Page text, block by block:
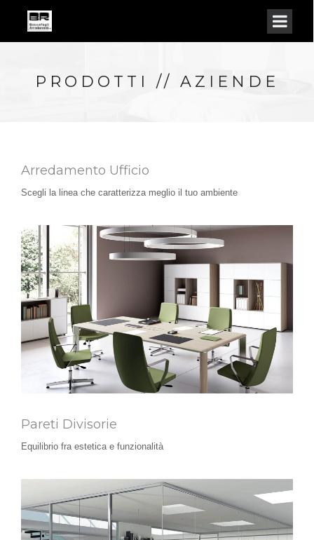
PRODOTTI // AZIENDE
Arredamento Ufficio
Scegli la linea che caratterizza meglio il tuo ambiente
Pareti Divisorie
Equilibrio fra estetica e funzionalità